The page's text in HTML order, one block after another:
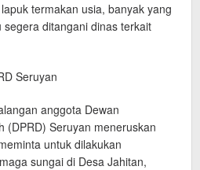
termakan usia, banyak yang
ditangani dinas terkait
Seruyan
anggota Dewan
(DPRD) Seruyan meneruskan
untuk dilakukan
sungai di Desa Jahitan,